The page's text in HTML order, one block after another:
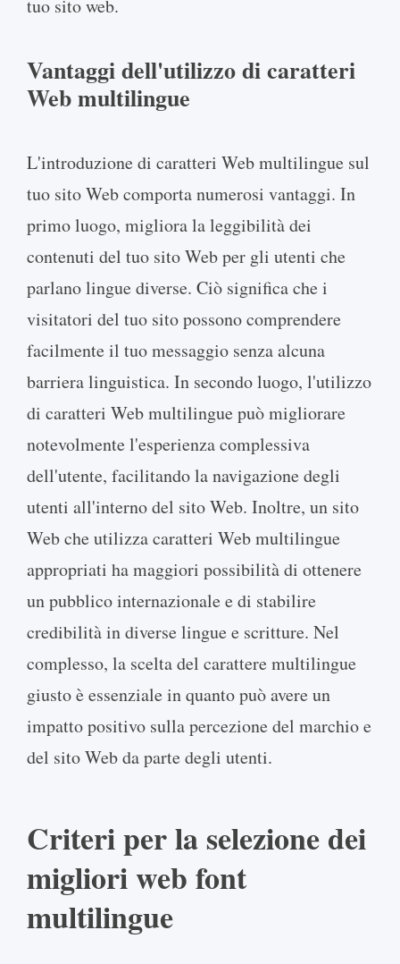
tuo sito web.
Vantaggi dell'utilizzo di caratteri
Web multilingue
L'introduzione di caratteri Web multilingue sul
tuo sito Web comporta numerosi vantaggi. In
primo luogo, migliora la leggibilità dei
contenuti del tuo sito Web per gli utenti che
parlano lingue diverse. Ciò significa che i
visitatori del tuo sito possono comprendere
facilmente il tuo messaggio senza alcuna
barriera linguistica. In secondo luogo, l'utilizzo
di caratteri Web multilingue può migliorare
notevolmente l'esperienza complessiva
dell'utente, facilitando la navigazione degli
utenti all'interno del sito Web. Inoltre, un sito
Web che utilizza caratteri Web multilingue
appropriati ha maggiori possibilità di ottenere
un pubblico internazionale e di stabilire
credibilità in diverse lingue e scritture. Nel
complesso, la scelta del carattere multilingue
giusto è essenziale in quanto può avere un
impatto positivo sulla percezione del marchio e
del sito Web da parte degli utenti.
Criteri per la selezione dei
migliori web font
multilingue